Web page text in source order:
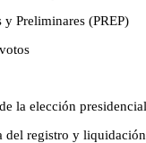
y Preliminares (PREP)
la elección presidencial
del registro y